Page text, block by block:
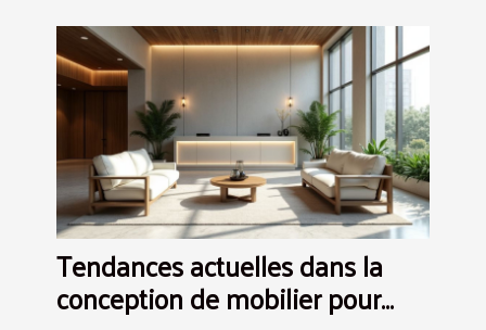
Tendances actuelles dans la
conception de mobilier pour